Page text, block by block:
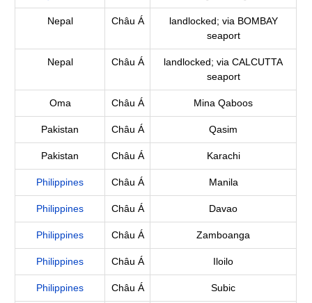
Nepal Châu Á
landlocked; via BOMBAY
seaport
Nepal Châu Á
landlocked; via CALCUTTA
seaport
Oma Châu Á Mina Qaboos
Pakistan Châu Á Qasim
Pakistan Châu Á Karachi
Philippines Châu Á Manila
Philippines Châu Á Davao
Philippines Châu Á Zamboanga
Philippines Châu Á Iloilo
Philippines Châu Á Subic